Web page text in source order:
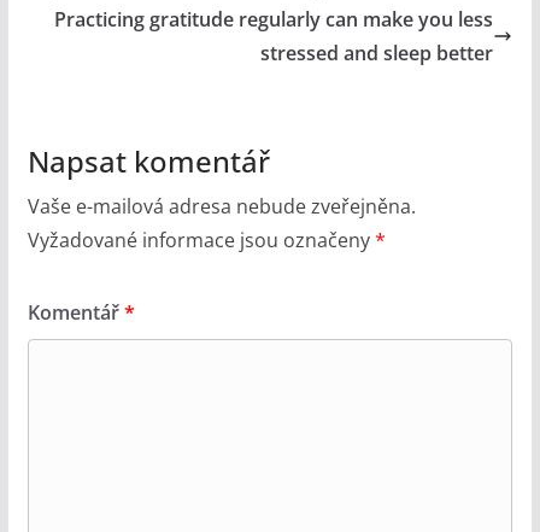
Practicing gratitude regularly can make you less
stressed and sleep better
Napsat komentář
Vaše e-mailová adresa nebude zveřejněna.
Vyžadované informace jsou označeny*
Komentář*